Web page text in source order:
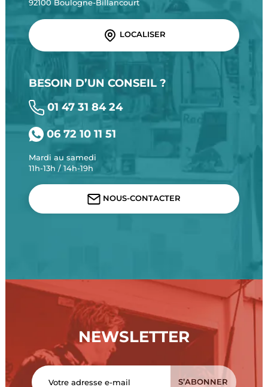
92100 Boulogne-Billancourt
LOCALISER
BESOIN D’UN CONSEIL ?
01 47 31 84 24
06 72 10 11 51
Mardi au samedi
11h-13h / 14h-19h
NOUS-CONTACTER
NEWSLETTER